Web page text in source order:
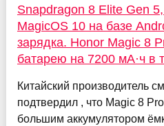
Snapdragon 8 Elite Gen
MagicOS 10 на базе
зарядка. Honor Magic 8
батарею на 7200 мА·ч в
Китайский производитель
подтвердил , что Magic 8
большим аккумулятором